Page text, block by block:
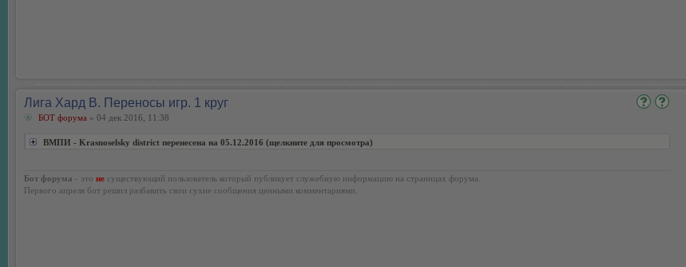
Лига Хард В. Переносы игр. 1 круг
БОТ форума » 04 дек 2016, 11:38
ВМПИ - Krasnoselsky district перенесена на 05.12.2016 (щелкните для просмотра)
Бот форума - это не существующий пользователь который публикует служебную информацию на страницах форума.
Первого апреля бот решил разбавить свои сухие сообщения ценными комментариями.